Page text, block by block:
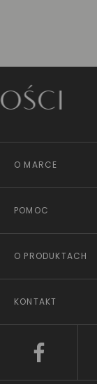
O MARCE
POMOC
O PRODUKTACH
KONTAKT